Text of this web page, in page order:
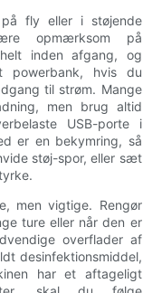
fly eller i støjende
opmærksom på
inden afgang, og
powerbank, hvis du
til strøm. Mange
men brug altid
USB-porte i
er en bekymring, så
støj-spor, eller sæt
men vigtige. Rengør
ture eller når den er
overflader af
desinfektionsmiddel,
har et aftageligt